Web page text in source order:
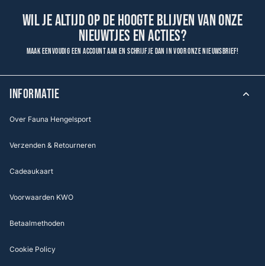
Wil je altijd op de hoogte blijven van onze
nieuwtjes en acties?
Maak eenvoudig een account aan en schrijf je dan in voor onze nieuwsbrief!
INFORMATIE
Over Fauna Hengelsport
Verzenden & Retourneren
Cadeaukaart
Voorwaarden KWO
Betaalmethoden
Cookie Policy